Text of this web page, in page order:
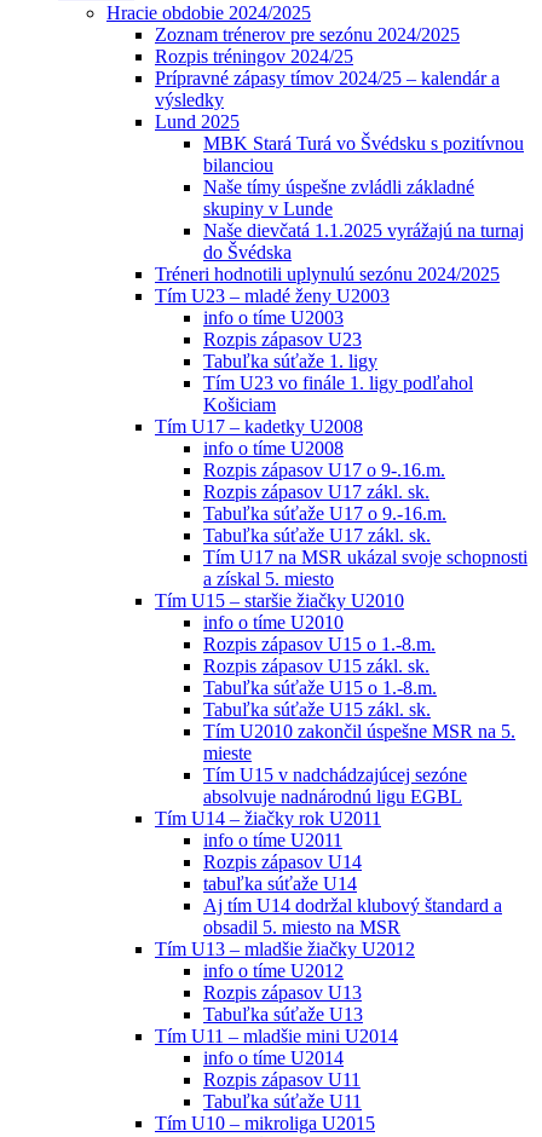
Hracie obdobie 2024/2025
Zoznam trénerov pre sezónu 2024/2025
Rozpis tréningov 2024/25
Prípravné zápasy tímov 2024/25 – kalendár a
výsledky
Lund 2025
MBK Stará Turá vo Švédsku s pozitívnou
bilanciou
Naše tímy úspešne zvládli základné
skupiny v Lunde
Naše dievčatá 1.1.2025 vyrážajú na turnaj
do Švédska
Tréneri hodnotili uplynulú sezónu 2024/2025
Tím U23 – mladé ženy U2003
info o tíme U2003
Rozpis zápasov U23
Tabuľka súťaže 1. ligy
Tím U23 vo finále 1. ligy podľahol
Košiciam
Tím U17 – kadetky U2008
info o tíme U2008
Rozpis zápasov U17 o 9-.16.m.
Rozpis zápasov U17 zákl. sk.
Tabuľka súťaže U17 o 9.-16.m.
Tabuľka súťaže U17 zákl. sk.
Tím U17 na MSR ukázal svoje schopnosti
a získal 5. miesto
Tím U15 – staršie žiačky U2010
info o tíme U2010
Rozpis zápasov U15 o 1.-8.m.
Rozpis zápasov U15 zákl. sk.
Tabuľka súťaže U15 o 1.-8.m.
Tabuľka súťaže U15 zákl. sk.
Tím U2010 zakončil úspešne MSR na 5.
mieste
Tím U15 v nadchádzajúcej sezóne
absolvuje nadnárodnú ligu EGBL
Tím U14 – žiačky rok U2011
info o tíme U2011
Rozpis zápasov U14
tabuľka súťaže U14
Aj tím U14 dodržal klubový štandard a
obsadil 5. miesto na MSR
Tím U13 – mladšie žiačky U2012
info o tíme U2012
Rozpis zápasov U13
Tabuľka súťaže U13
Tím U11 – mladšie mini U2014
info o tíme U2014
Rozpis zápasov U11
Tabuľka súťaže U11
Tím U10 – mikroliga U2015